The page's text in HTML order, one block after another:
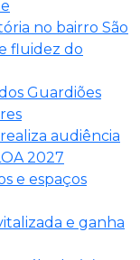
no bairro São
fluidez do
Guardiões
audiência
2027
e espaços
e ganha